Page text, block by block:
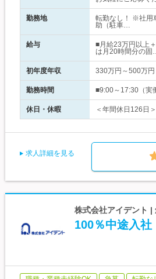
勤務地
転勤なし！ ※社用
助（駐車…
給与
■月給23万円以上
は月20時間分の固
初年度年収 330万円～500万円
勤務時間 ■9:00～17:30（
休日・休暇 ＜年間休日126日
求人詳細を見る
株式会社アイデント
100％中途入